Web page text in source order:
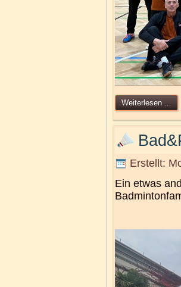
Weiterlesen ...
Erstellt:
Ein etwas